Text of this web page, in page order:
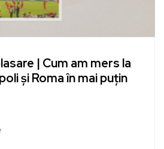
| Cum am mers la
și Roma în mai puțin